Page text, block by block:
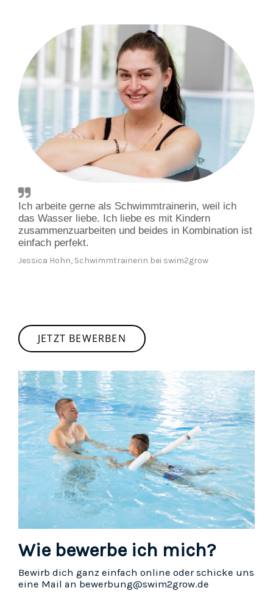
Ich arbeite gerne als Schwimmtrainerin, weil ich
das Wasser liebe. Ich liebe es mit Kindern
zusammenzuarbeiten und beides in Kombination ist
einfach perfekt.
Jessica Hohn, Schwimmtrainerin bei swim2grow
JETZT BEWERBEN
Wie bewerbe ich mich?
Bewirb dich ganz einfach online oder schicke uns
eine Mail an bewerbung@swim2grow.de